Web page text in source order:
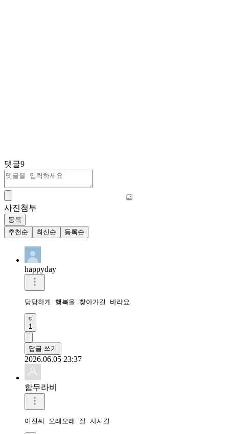
댓글9
사진첨부
등록
추천순
최신순 등록순
happyday
당당하게 행복을 찾아가길 바랴요
1
답글 쓰기
2026.06.05 23:37
함무라비
여진씨 오래오래 잘 사시길